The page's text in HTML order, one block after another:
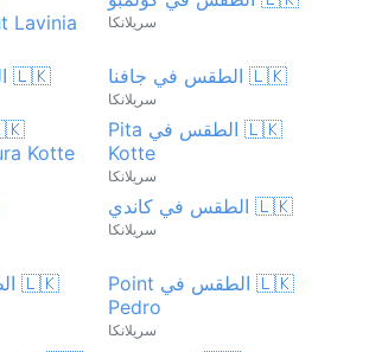
سريلانكا
Lavinia
🇱🇰 الطقس في جافنا
سريلانكا
🇱🇰 الطقس في نغومبو
🇱🇰 الطقس في Pita
Kotte
سريلانكا
Kotte
🇱🇰 الطقس في كاندي
سريلانكا
🇱🇰 الطقس في Point
Pedro
سريلانكا
🇱🇰 الطقس في باتيكالوا